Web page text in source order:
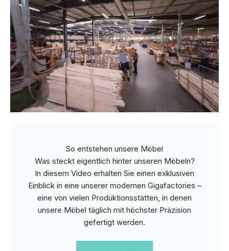
So entstehen unsere Möbel
Was steckt eigentlich hinter unseren Möbeln?
In diesem Video erhalten Sie einen exklusiven
Einblick in eine unserer modernen Gigafactories –
eine von vielen Produktionsstätten, in denen
unsere Möbel täglich mit höchster Präzision
gefertigt werden.